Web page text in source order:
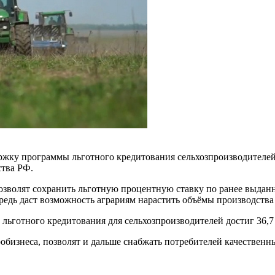
программы льготного кредитования
РФ.
сохранить льготную процентную ставку по ранее
даст возможность аграриям нарастить объёмы
кредитования для сельхозпроизводителей достиг
позволят и дальше снабжать потребителей